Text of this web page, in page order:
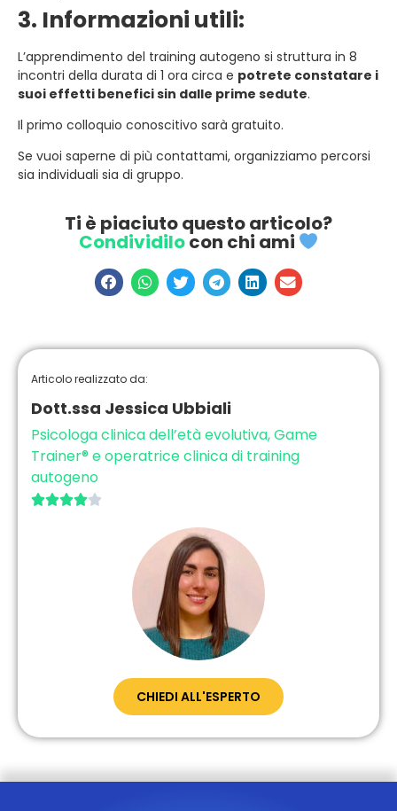
3. Informazioni utili:
L’apprendimento del training autogeno si struttura in 8
incontri della durata di 1 ora circa e potrete constatare i
suoi effetti benefici sin dalle prime sedute.
Il primo colloquio conoscitivo sarà gratuito.
Se vuoi saperne di più contattami, organizziamo percorsi
sia individuali sia di gruppo.
Ti è piaciuto questo articolo?
Condividilocon chi ami
Articolo realizzato da:
Dott.ssa Jessica Ubbiali
Psicologa clinica dell’età evolutiva, Game
Trainer® e operatrice clinica di training
autogeno

CHIEDI ALL'ESPERTO